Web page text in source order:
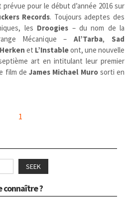
pour le début d’année 2016 sur
Records. Toujours adeptes des
les Droogies – du nom de la
Mécanique –Al’Tarba,Sad
Herken et L’Instableont, une nouvelle
art en intitulant leur premier
film de James Michael Murosorti en
1
SEEK
connaître ?